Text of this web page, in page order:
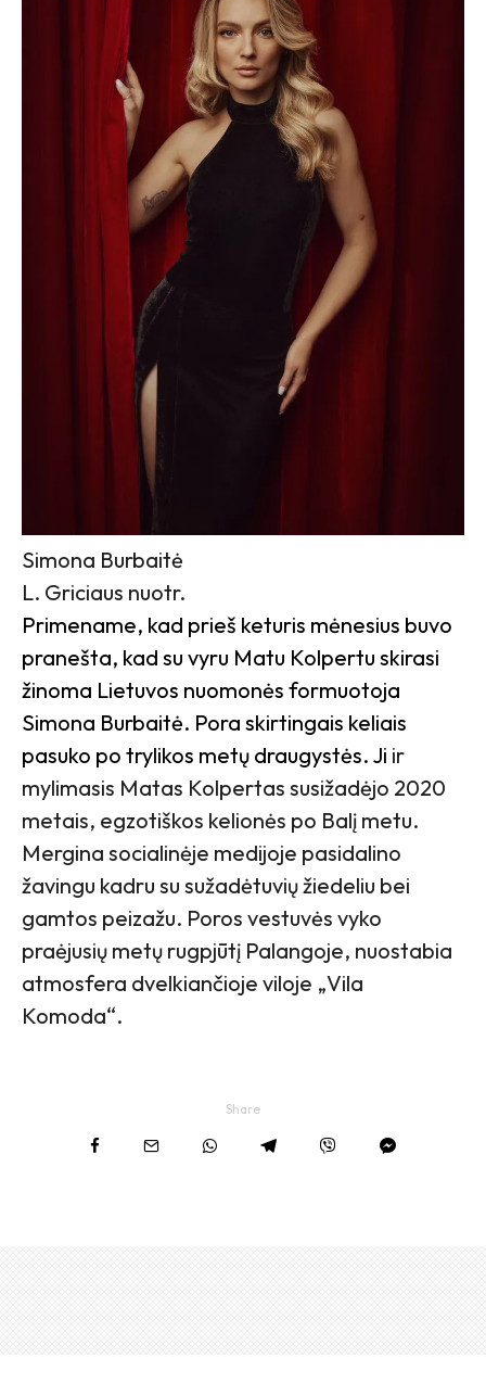
Simona Burbaitė
L. Griciaus nuotr.
Primename, kad prieš keturis mėnesius buvo
pranešta, kad su vyru Matu Kolpertu skirasi
žinoma Lietuvos nuomonės formuotoja
Simona Burbaitė. Pora skirtingais keliais
pasuko po trylikos metų draugystės. Ji ir
mylimasis Matas Kolpertas susižadėjo 2020
metais, egzotiškos kelionės po Balį metu.
Mergina socialinėje medijoje pasidalino
žavingu kadru su sužadėtuvių žiedeliu bei
gamtos peizažu. Poros vestuvės vyko
praėjusių metų rugpjūtį Palangoje, nuostabia
atmosfera dvelkiančioje viloje „Vila
Komoda“.
Share